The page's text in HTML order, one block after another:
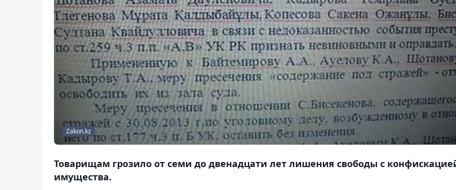
Zakon.kz
Товарищам грозило от семи до двенадцати лет лишения свободы с
имущества.